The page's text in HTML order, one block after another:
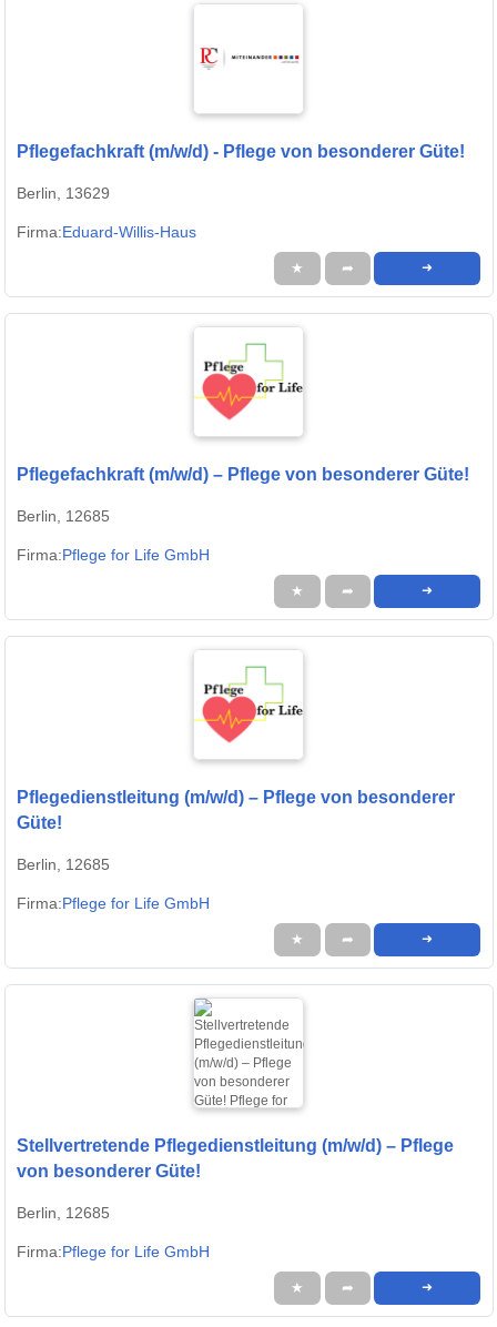
Pflegefachkraft (m/w/d) - Pflege von besonderer Güte!
Berlin, 13629
Firma:Eduard-Willis-Haus
★ ➦ ➜
Pflegefachkraft (m/w/d) – Pflege von besonderer Güte!
Berlin, 12685
Firma:Pflege for Life GmbH
★ ➦ ➜
Pflegedienstleitung (m/w/d) – Pflege von besonderer
Güte!
Berlin, 12685
Firma:Pflege for Life GmbH
★ ➦ ➜
Stellvertretende Pflegedienstleitung (m/w/d) – Pflege
von besonderer Güte!
Berlin, 12685
Firma:Pflege for Life GmbH
★ ➦ ➜